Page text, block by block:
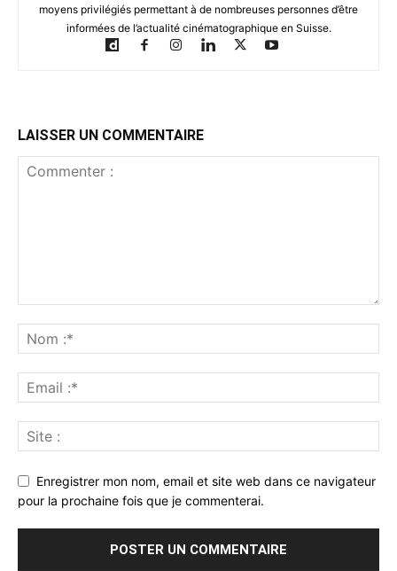
moyens privilégiés permettant à de nombreuses personnes d’être
informées de l’actualité cinématographique en Suisse.
LAISSER UN COMMENTAIRE
Enregistrer mon nom, email et site web dans ce navigateur
pour la prochaine fois que je commenterai.